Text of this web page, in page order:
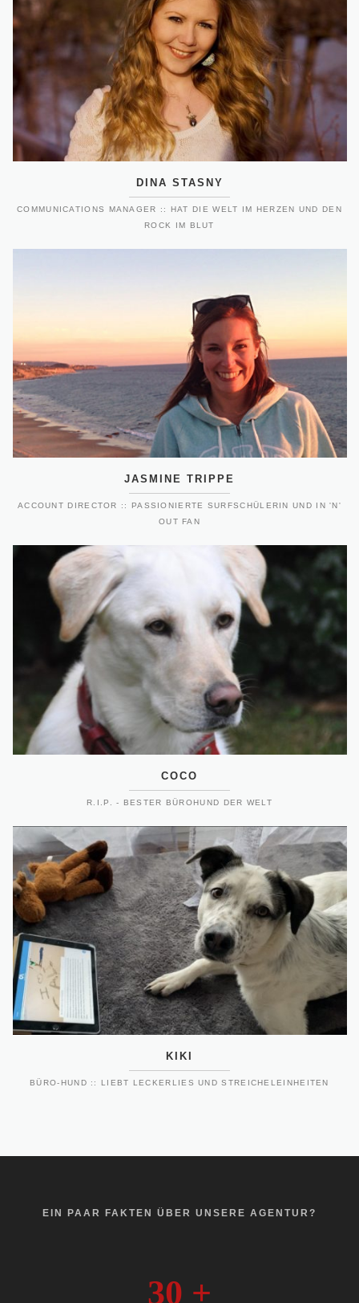
DINA STASNY
COMMUNICATIONS MANAGER :: HAT DIE WELT IM HERZEN UND DEN
ROCK IM BLUT
JASMINE TRIPPE
ACCOUNT DIRECTOR :: PASSIONIERTE SURFSCHÜLERIN UND IN 'N'
OUT FAN
COCO
R.I.P. - BESTER BÜROHUND DER WELT
KIKI
BÜRO-HUND :: LIEBT LECKERLIES UND STREICHELEINHEITEN
EIN PAAR FAKTEN ÜBER UNSERE AGENTUR?
30 +